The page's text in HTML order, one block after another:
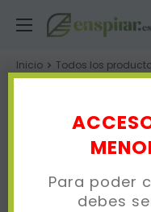
Para poder
debes
directamente
contenido
Enspirar
Inicio Todos los